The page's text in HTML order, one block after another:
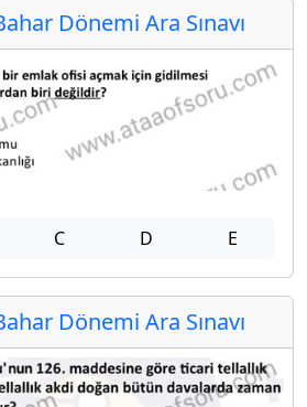
Dönemi Ara Sınavı
C D E
Dönemi Ara Sınavı